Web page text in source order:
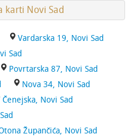
karti Novi Sad
Vardarska 19, Novi Sad
Sad
Povrtarska 87, Novi Sad
Nova 34, Novi Sad
Čenejska, Novi Sad
Župančića, Novi Sad